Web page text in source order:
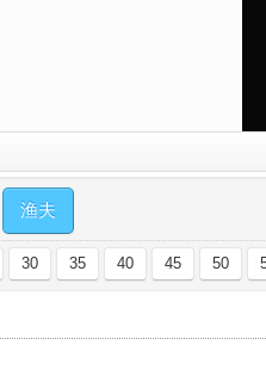
渔夫
30 35 40 45 50